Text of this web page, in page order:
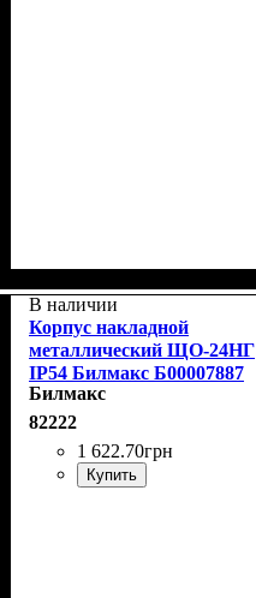
В наличии
Корпус накладной
металлический ЩО-24НГ
IP54 Билмакс Б00007887
Билмакс
82222
1 622.70грн
Купить